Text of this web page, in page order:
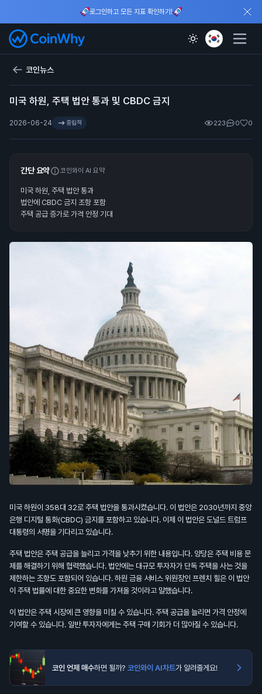
로그인하고 모든 지표 확인하기!
코인뉴스
미국 하원, 주택 법안 통과 및 CBDC 금지
2026-06-24 중립적 223 0 0
간단 요약 코인와이 AI 요약
미국 하원, 주택 법안 통과
법안에 CBDC 금지 조항 포함
주택 공급 증가로 가격 안정 기대
미국 하원이 358대 32로 주택 법안을 통과시켰습니다. 이 법안은 2030년까지 중앙
은행 디지털 통화(CBDC) 금지를 포함하고 있습니다. 이제 이 법안은 도널드 트럼프
대통령의 서명을 기다리고 있습니다.
주택 법안은 주택 공급을 늘리고 가격을 낮추기 위한 내용입니다. 양당은 주택 비용 문
제를 해결하기 위해 협력했습니다. 법안에는 대규모 투자자가 단독 주택을 사는 것을
제한하는 조항도 포함되어 있습니다. 하원 금융 서비스 위원장인 프렌치 힐은 이 법안
이 주택 법률에 대한 중요한 변화를 가져올 것이라고 말했습니다.
이 법안은 주택 시장에 큰 영향을 미칠 수 있습니다. 주택 공급을 늘리면 가격 안정에
기여할 수 있습니다. 일반 투자자에게는 주택 구매 기회가 더 많아질 수 있습니다.
코인 언제 매수하면 될까? 코인와이 AI차트가 알려줄게요!